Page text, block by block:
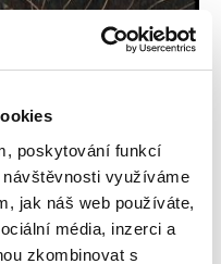
poskytování funkcí
využíváme
jak náš web používáte,
média, inzerci a
zkombinovat s
z cukřenky